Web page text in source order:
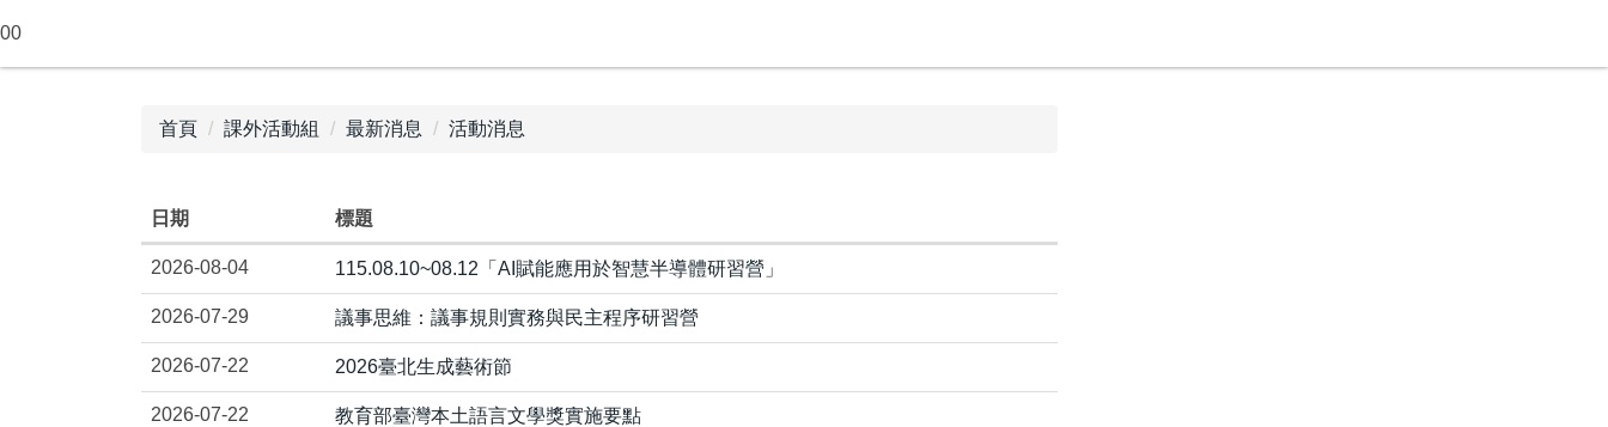
主
00
首頁 課外活動組 最新消息 活動消息
日期 標題
2026-08-04 115.08.10~08.12「AI賦能應用於智慧半導體研習營」
2026-07-29 議事思維：議事規則實務與民主程序研習營
2026-07-22 2026臺北生成藝術節
2026-07-22 教育部臺灣本土語言文學獎實施要點